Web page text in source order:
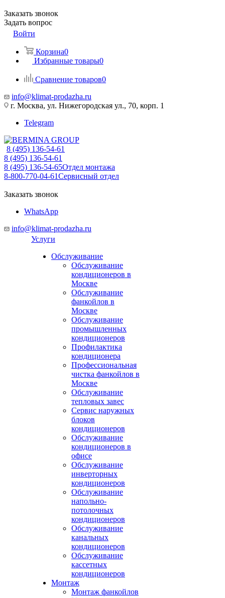
Заказать звонок
Задать вопрос
Войти
Корзина0
Избранные товары0
Сравнение товаров0
info@klimat-prodazha.ru
г. Москва, ул. Нижегородская ул., 70, корп. 1
Telegram
8 (495) 136-54-61
8 (495) 136-54-61
8 (495) 136-54-65Отдел монтажа
8-800-770-04-61Сервисный отдел
Заказать звонок
WhatsApp
info@klimat-prodazha.ru
Услуги
Обслуживание
Обслуживание
кондиционеров в
Москве
Обслуживание
фанкойлов в
Москве
Обслуживание
промышленных
кондиционеров
Профилактика
кондиционера
Профессиональная
чистка фанкойлов в
Москве
Обслуживание
тепловых завес
Сервис наружных
блоков
кондиционеров
Обслуживание
кондиционеров в
офисе
Обслуживание
инверторных
кондиционеров
Обслуживание
напольно-
потолочных
кондиционеров
Обслуживание
канальных
кондиционеров
Обслуживание
кассетных
кондиционеров
Монтаж
Монтаж фанкойлов